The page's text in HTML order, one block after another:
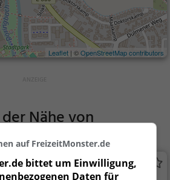
Leaflet | ©OpenStreetMap contributors
Nähe von
auf FreizeitMonster.de
bittet um Einwilligung,
Daten für